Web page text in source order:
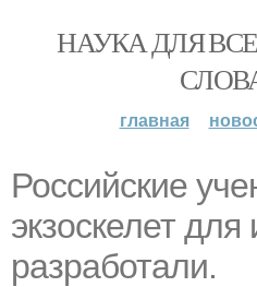
НАУКА ДЛЯ
главная
Российские
экзоскелет
разработали.